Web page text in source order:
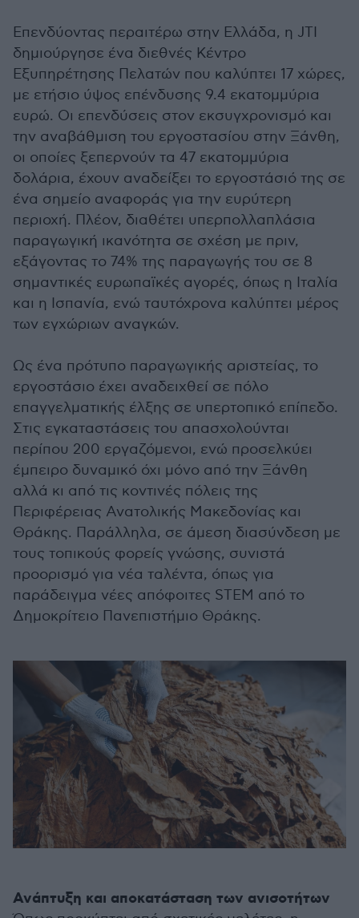
Επενδύοντας περαιτέρω στην Ελλάδα, η JTI
δημιούργησε ένα διεθνές Κέντρο
Εξυπηρέτησης Πελατών που καλύπτει 17 χώρες,
με ετήσιο ύψος επένδυσης 9.4 εκατομμύρια
ευρώ. Οι επενδύσεις στον εκσυγχρονισμό και
την αναβάθμιση του εργοστασίου στην Ξάνθη,
οι οποίες ξεπερνούν τα 47 εκατομμύρια
δολάρια, έχουν αναδείξει το εργοστάσιό της σε
ένα σημείο αναφοράς για την ευρύτερη
περιοχή. Πλέον, διαθέτει υπερπολλαπλάσια
παραγωγική ικανότητα σε σχέση με πριν,
εξάγοντας το 74% της παραγωγής του σε 8
σημαντικές ευρωπαϊκές αγορές, όπως η Ιταλία
και η Ισπανία, ενώ ταυτόχρονα καλύπτει μέρος
των εγχώριων αναγκών.
Ως ένα πρότυπο παραγωγικής αριστείας, το
εργοστάσιο έχει αναδειχθεί σε πόλο
επαγγελματικής έλξης σε υπερτοπικό επίπεδο.
Στις εγκαταστάσεις του απασχολούνται
περίπου 200 εργαζόμενοι, ενώ προσελκύει
έμπειρο δυναμικό όχι μόνο από την Ξάνθη
αλλά κι από τις κοντινές πόλεις της
Περιφέρειας Ανατολικής Μακεδονίας και
Θράκης. Παράλληλα, σε άμεση διασύνδεση με
τους τοπικούς φορείς γνώσης, συνιστά
προορισμό για νέα ταλέντα, όπως για
παράδειγμα νέες απόφοιτες STEM από το
Δημοκρίτειο Πανεπιστήμιο Θράκης.
Ανάπτυξη και αποκατάσταση των ανισοτήτων